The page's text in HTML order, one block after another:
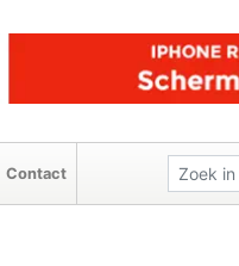
Contact